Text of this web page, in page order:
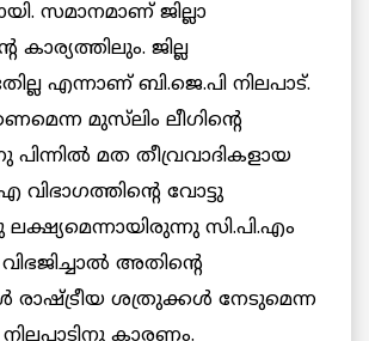
സമാനമാണ് ജില്ലാ
കാര്യത്തിലും. ജില്ല
എന്നാണ് ബി.ജെ.പി നിലപാട്.
മുസ്‌ലിം ലീഗിന്റെ
മത തീവ്രവാദികളായ
വോട്ടു
സി.പി.എം
വിഭജിച്ചാൽ അതിന്റെ
ശത്രുക്കൾ നേടുമെന്ന